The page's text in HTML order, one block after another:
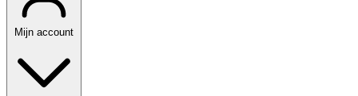
Mijn account